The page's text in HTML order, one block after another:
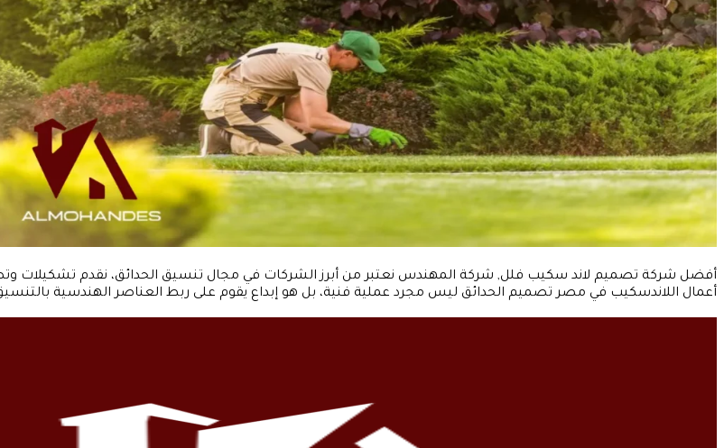
أفضل شركة تصميم لاند سكيب فلل, شركة المهندس نعتبر من أبرز الشركات في مجال تنسيق الحدائق، نقدم تشكيلات
أعمال اللاندسكيب في مصر تصميم الحدائق ليس مجرد عملية فنية، بل هو إبداع يقوم على ربط العناصر الهندسية بالتنسيق